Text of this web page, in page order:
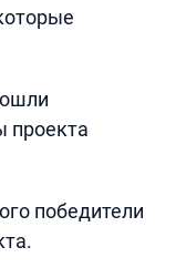
проекта
победители